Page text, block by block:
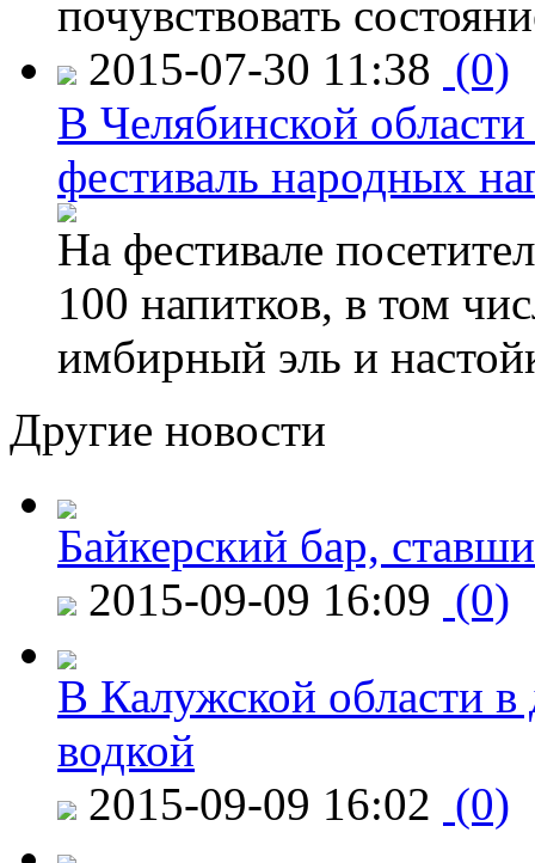
почувствовать
2015-07-30 11:38 (0)
В Челябинской
фестиваль народных
На фестивале
100 напитков, в том
имбирный эль и
Другие новости
Байкерский бар,
2015-09-09 16:09 (0)
В Калужской области в
водкой
2015-09-09 16:02 (0)